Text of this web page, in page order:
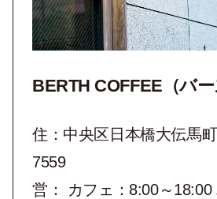
BERTH COFFEE（バー
住：中央区日本橋大伝馬
7559
営： カフェ：8:00～